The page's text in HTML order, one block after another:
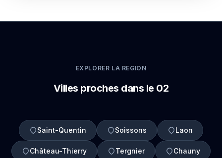
EXPLORER LA REGION
Villes proches dans le 02
Saint-Quentin Soissons Laon
Château-Thierry Tergnier Chauny